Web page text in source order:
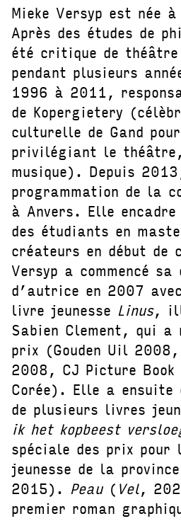
Mieke Versyp est née
Après des études de
été critique de théâtre
pendant plusieurs
1996 à 2011,
de Kopergietery
culturelle de Gand
privilégiant le
musique). Depuis
programmation de la
à Anvers. Elle
des étudiants en
créateurs en début de
Versyp a commencé
d’autrice en 2007
livre jeunesse Linus,
Sabien Clement, qui a
prix (Gouden Uil 2008,
2008, CJ Picture
Corée). Elle a
de plusieurs livres
ik het kopbeest
spéciale des prix
jeunesse de la
2015). Peau(Vel,
premier roman